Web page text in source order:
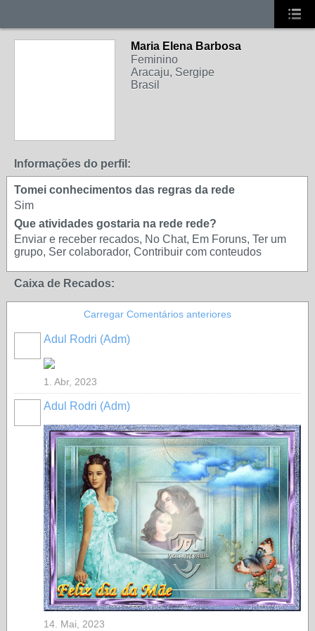
Maria Elena Barbosa
Feminino
Aracaju, Sergipe
Brasil
Informações do perfil:
Tomei conhecimentos das regras da rede
Sim
Que atividades gostaria na rede rede?
Enviar e receber recados, No Chat, Em Foruns, Ter um
grupo, Ser colaborador, Contribuir com conteudos
Caixa de Recados:
Carregar Comentários anteriores
Adul Rodri (Adm)
1. Abr, 2023
Adul Rodri (Adm)
14. Mai, 2023